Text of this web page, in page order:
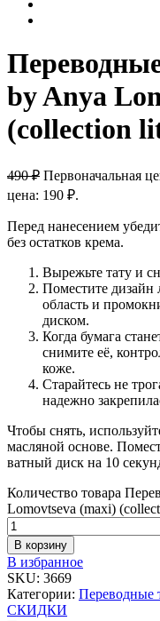
by Anya
(collection
490₽ Первоначальная
цена: 190 ₽.
Перед нанесением
без остатков крема.
Вырежьте тату и
Поместите дизайн
область и
диском.
Когда бумага
снимите её,
коже.
Старайтесь не
надежно
Чтобы снять,
масляной основе.
ватный диск на 10
Количество товара
Lomovtseva (maxi)
В корзину
В избранное
SKU: 3669
Категории: Переводные
СКИДКИ